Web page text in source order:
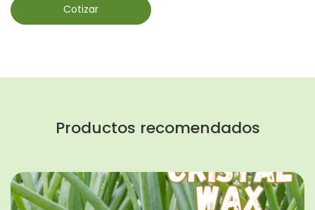
Cotizar
Productos recomendados